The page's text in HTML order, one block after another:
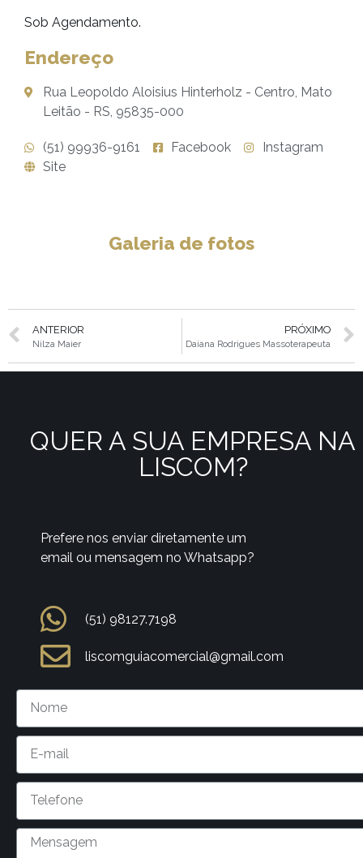
Sob Agendamento.
Endereço
Rua Leopoldo Aloisius Hinterholz - Centro, Mato
Leitão - RS, 95835-000
(51) 99936-9161 Facebook
Instagram
Site
Galeria de fotos
ANTERIOR
Nilza Maier
PRÓXIMO
Daiana Rodrigues Massoterapeuta
QUER A SUA EMPRESA NA
LISCOM?
Prefere nos enviar diretamente um
email ou mensagem no Whatsapp?
(51) 98127.7198
liscomguiacomercial@gmail.com